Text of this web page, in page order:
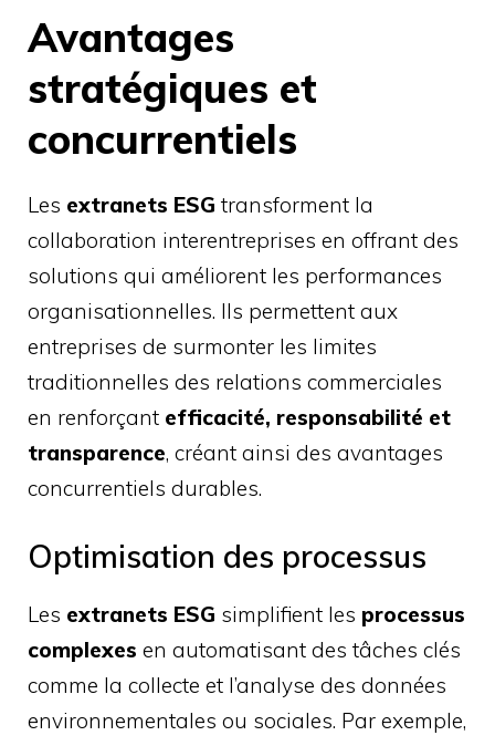
Avantages
stratégiques et
concurrentiels
Les extranets ESG transforment la
collaboration interentreprises en offrant des
solutions qui améliorent les performances
organisationnelles. Ils permettent aux
entreprises de surmonter les limites
traditionnelles des relations commerciales
en renforçant efficacité, responsabilité et
transparence, créant ainsi des avantages
concurrentiels durables.
Optimisation des processus
Les extranets ESG simplifient les processus
complexes en automatisant des tâches clés
comme la collecte et l’analyse des données
environnementales ou sociales. Par exemple,